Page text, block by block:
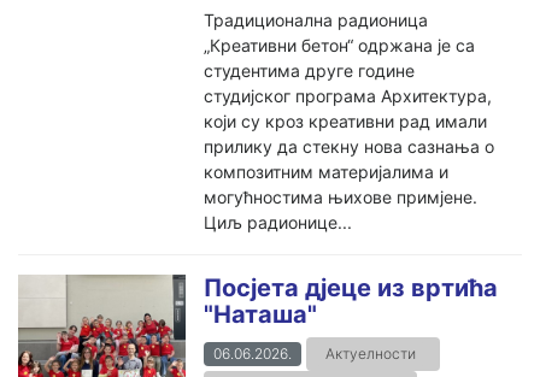
Традиционална радионица
„Креативни бетон“ одржана је са
студентима друге године
студијског програма Архитектура,
који су кроз креативни рад имали
прилику да стекну нова сазнања о
композитним материјалима и
могућностима њихове примјене.
Циљ радионице...
Посјета дјеце из вртића
"Наташа"
06.06.2026.
Актуелности